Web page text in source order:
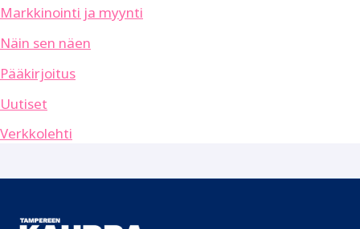
Markkinointi ja myynti
Näin sen näen
Pääkirjoitus
Uutiset
Verkkolehti